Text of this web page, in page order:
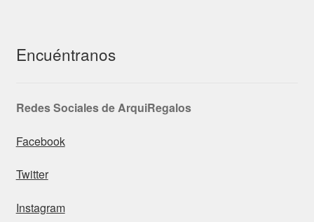
Encuéntranos
Redes Sociales de ArquiRegalos
Facebook
Twitter
Instagram